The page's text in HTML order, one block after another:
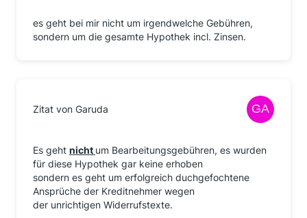
es geht bei mir nicht um irgendwelche Gebühren,
sondern um die gesamte Hypothek incl. Zinsen.
Zitat von Garuda
Es geht nicht um Bearbeitungsgebühren, es wurden
für diese Hypothek gar keine erhoben
sondern es geht um erfolgreich duchgefochtene
Ansprüche der Kreditnehmer wegen
der unrichtigen Widerrufstexte.